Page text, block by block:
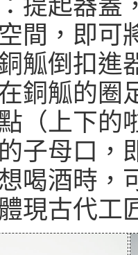
提起器蓋
間，即可
觚倒扣進
銅觚的圈
（上下的
子母口，
喝酒時，
現古代工